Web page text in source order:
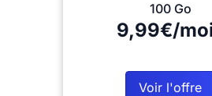
100 Go
9,99€/
Voir l'offre